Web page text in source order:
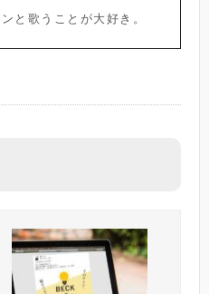
と歌うことが大好き。